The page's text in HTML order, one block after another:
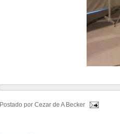
Postado por Cezar de A Becker